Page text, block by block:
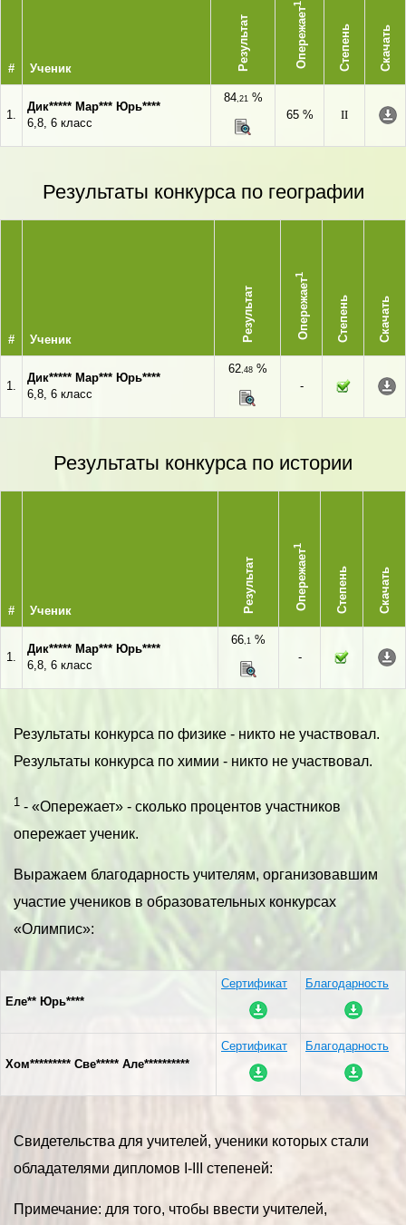
# Ученик Результат Опережает
1
Степень Скачать
1.
Дик***** Мар*** Юрь****
6,8, 6 класс
84,21%
65 %
II
Результаты конкурса по географии
# Ученик Результат Опережает
1
Степень Скачать
1.
Дик***** Мар*** Юрь****
6,8, 6 класс
62,48%
-
Результаты конкурса по истории
# Ученик Результат Опережает
1
Степень Скачать
1.
Дик***** Мар*** Юрь****
6,8, 6 класс
66,1 %
-
Результаты конкурса по физике - никто не участвовал.
Результаты конкурса по химии - никто не участвовал.
1 - «Опережает» - сколько процентов участников
опережает ученик.
Выражаем благодарность учителям, организовавшим
участие учеников в образовательных конкурсах
«Олимпис»:
Еле** Юрь****
Сертификат Благодарность
Хом********* Све***** Але**********
Сертификат Благодарность
Свидетельства для учителей, ученики которых стали
обладателями дипломов I-III степеней:
Примечание: для того, чтобы ввести учителей,